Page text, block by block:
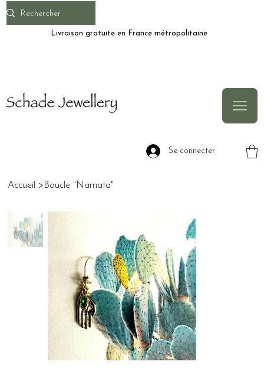
Livraison gratuite en France métropolitaine
Se connecter
Accueil >Boucle "Namata"